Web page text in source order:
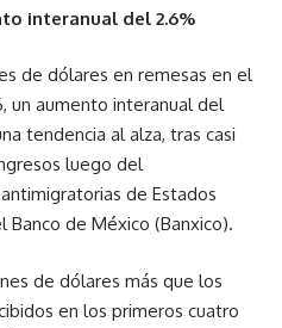
interanual del 2.6%
de dólares en remesas en el
un aumento interanual del
tendencia al alza, tras casi
luego del
de Estados
de México (Banxico).
de dólares más que los
en los primeros cuatro